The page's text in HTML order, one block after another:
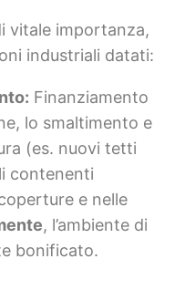
vitale importanza,
industriali datati:
Finanziamento
lo smaltimento e
(es. nuovi tetti
contenenti
e nelle
, l’ambiente di
bonificato.